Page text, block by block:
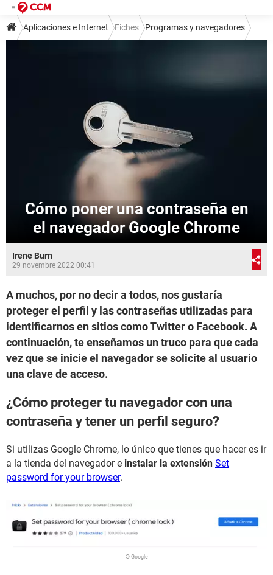
Aplicaciones e Internet Fiches Programas y navegadores
Cómo poner una contraseña en
el navegador Google Chrome
Irene Burn
29 novembre 2022 00:41
A muchos, por no decir a todos, nos gustaría
proteger el perfil y las contraseñas utilizadas para
identificarnos en sitios como Twitter o Facebook. A
continuación, te enseñamos un truco para que cada
vez que se inicie el navegador se solicite al usuario
una clave de acceso.
¿Cómo proteger tu navegador con una
contraseña y tener un perfil seguro?
Si utilizas Google Chrome, lo único que tienes que hacer es ir
a la tienda del navegador e instalar la extensión Set
password for your browser.
© Google